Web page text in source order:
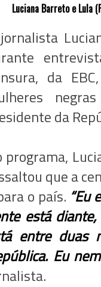
Barreto e Lula
da
da
programa,
que a
o país. “Eu
está
entre duas
Eu